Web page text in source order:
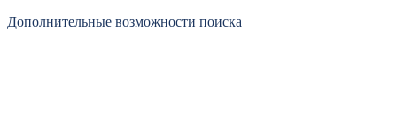
Дополнительные возможности поиска